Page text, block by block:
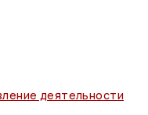
деятельности